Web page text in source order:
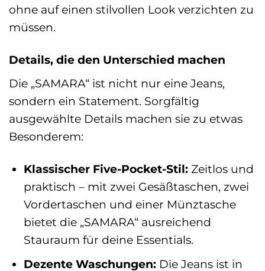
ohne auf einen stilvollen Look verzichten zu
müssen.
Details, die den Unterschied machen
Die „SAMARA“ ist nicht nur eine Jeans,
sondern ein Statement. Sorgfältig
ausgewählte Details machen sie zu etwas
Besonderem:
Klassischer Five-Pocket-Stil:Zeitlos und
praktisch – mit zwei Gesäßtaschen, zwei
Vordertaschen und einer Münztasche
bietet die „SAMARA“ ausreichend
Stauraum für deine Essentials.
Dezente Waschungen:Die Jeans ist in